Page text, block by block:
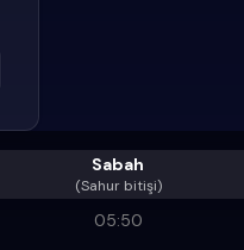
Sabah
(Sahur bitişi)
05:50